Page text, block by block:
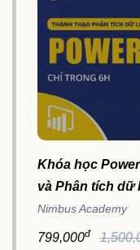
Khóa học
và Phân tích dữ
Nimbus Academy
799,000đ